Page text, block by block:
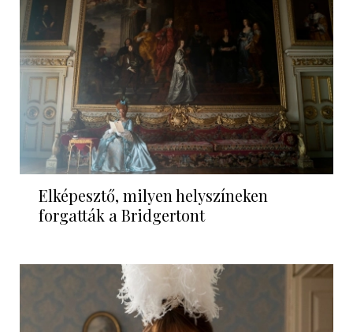
Elképesztő, milyen helyszíneken
forgatták a Bridgertont